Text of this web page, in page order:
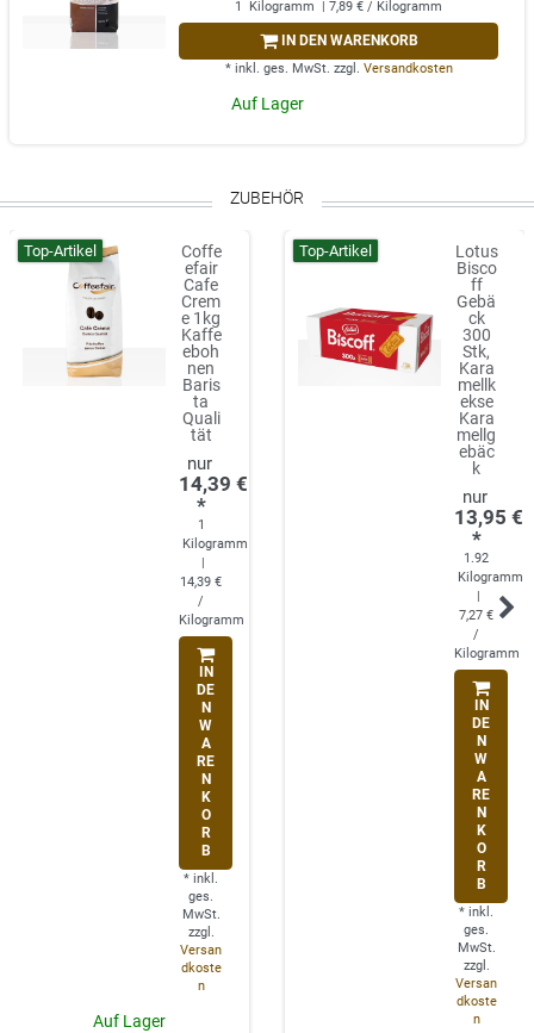
1 Kilogramm | 7,89 € / Kilogramm
IN DEN WARENKORB
* inkl. ges. MwSt. zzgl. Versandkosten
Auf Lager
ZUBEHÖR
Top-Artikel
Coffe
efair
Cafe
Crem
e 1kg
Kaffe
eboh
nen
Baris
ta
Quali
tät
14,39 €
*
1
Kilogramm
|
14,39 €
/
Kilogramm
IN
DE
N
W
A
RE
N
K
O
R
B
* inkl.
ges.
MwSt.
zzgl.
Versan
dkoste
n
Auf Lager
Top-Artikel
Lotus
Bisco
ff
Gebä
ck
300
Stk,
Kara
mellk
ekse
Kara
mellg
ebäc
k
13,95 €
*
1.92
Kilogramm
|
7,27 €
/
Kilogramm
IN
DE
N
W
A
RE
N
K
O
R
B
* inkl.
ges.
MwSt.
zzgl.
Versan
dkoste
n